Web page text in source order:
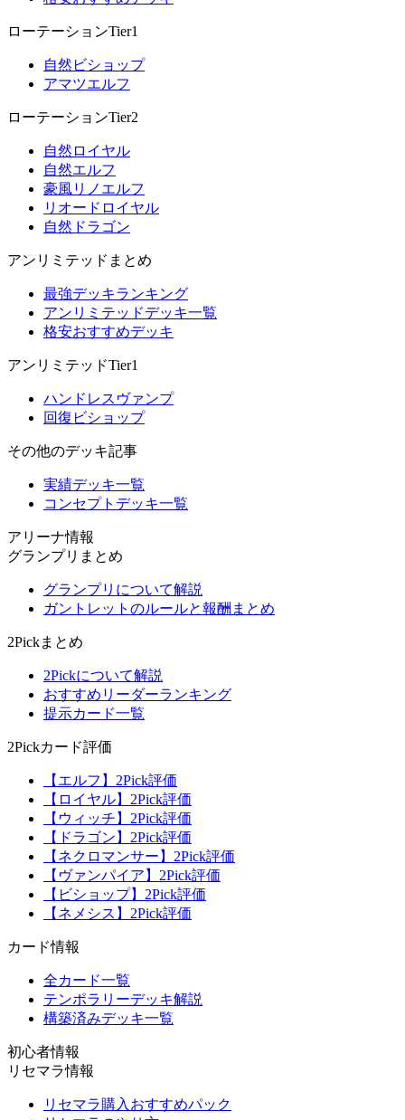
ローテーションTier1
自然ビショップ
アマツエルフ
ローテーションTier2
自然ロイヤル
自然エルフ
豪風リノエルフ
リオードロイヤル
自然ドラゴン
アンリミテッドまとめ
最強デッキランキング
アンリミテッドデッキ一覧
格安おすすめデッキ
アンリミテッドTier1
ハンドレスヴァンプ
回復ビショップ
その他のデッキ記事
実績デッキ一覧
コンセプトデッキ一覧
アリーナ情報
グランプリまとめ
グランプリについて解説
ガントレットのルールと報酬まとめ
2Pickまとめ
2Pickについて解説
おすすめリーダーランキング
提示カード一覧
2Pickカード評価
【エルフ】2Pick評価
【ロイヤル】2Pick評価
【ウィッチ】2Pick評価
【ドラゴン】2Pick評価
【ネクロマンサー】2Pick評価
【ヴァンパイア】2Pick評価
【ビショップ】2Pick評価
【ネメシス】2Pick評価
カード情報
全カード一覧
テンポラリーデッキ解説
構築済みデッキ一覧
初心者情報
リセマラ情報
リセマラ購入おすすめパック